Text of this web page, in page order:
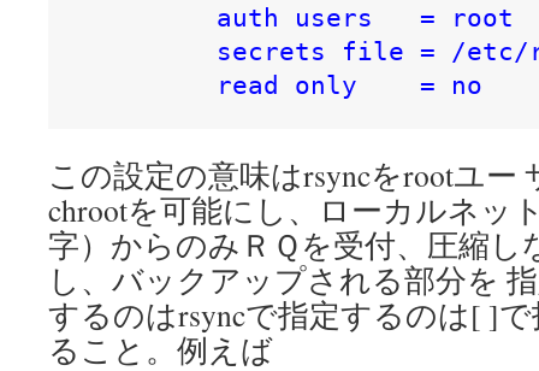
         auth users   = root
secrets file = /etc/
         read only    = no
この設定の意味はrsyncをrootユー
chrootを可能にし、ローカルネッ
字）からのみＲＱを受付、圧縮し
し、バックアップされる部分を
するのはrsyncで指定するのは[ ]
ること。例えば